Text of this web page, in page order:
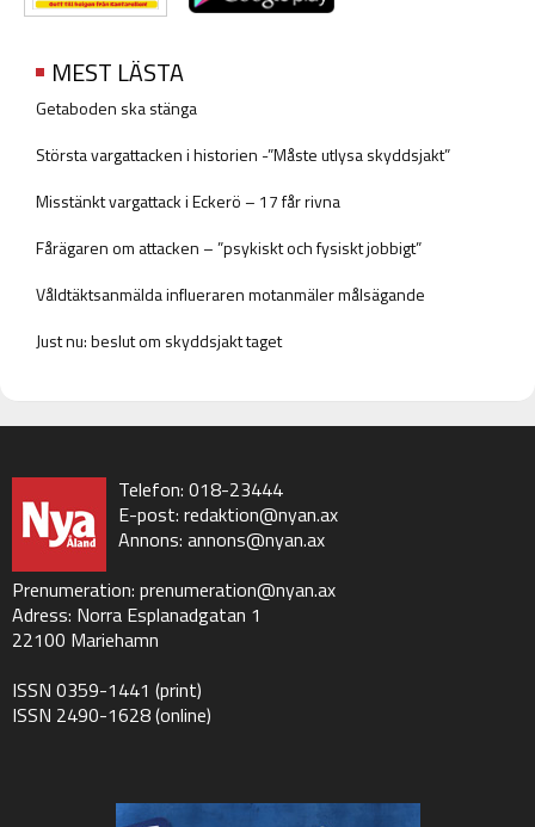
MEST LÄSTA
Getaboden ska stänga
Största vargattacken i historien -”Måste utlysa skyddsjakt”
Misstänkt vargattack i Eckerö – 17 får rivna
Fårägaren om attacken – ”psykiskt och fysiskt jobbigt”
Våldtäktsanmälda influeraren motanmäler målsägande
Just nu: beslut om skyddsjakt taget
Telefon: 018-23444
E-post: redaktion@nyan.ax
Annons: annons@nyan.ax
Prenumeration: prenumeration@nyan.ax
Adress: Norra Esplanadgatan 1
22100 Mariehamn
ISSN 0359-1441 (print)
ISSN 2490-1628 (online)